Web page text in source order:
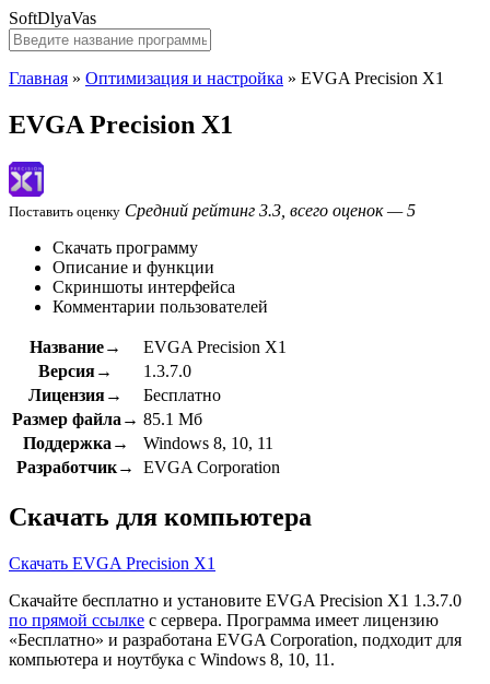
SoftDlyaVas
Главная » Оптимизация и настройка » EVGA Precision X1
EVGA Precision X1
Поставить оценку Средний рейтинг 3.3, всего оценок — 5
Скачать программу
Описание и функции
Скриншоты интерфейса
Комментарии пользователей
Название→
EVGA Precision X1
Версия→
1.3.7.0
Лицензия→
Бесплатно
Размер файла→ 85.1 Мб
Поддержка→
Windows 8, 10, 11
Разработчик→
EVGA Corporation
Скачать для компьютера
Скачать EVGA Precision X1
Скачайте бесплатно и установите EVGA Precision X1 1.3.7.0
по прямой ссылке с сервера. Программа имеет лицензию
«Бесплатно» и разработана EVGA Corporation, подходит для
компьютера и ноутбука с Windows 8, 10, 11.